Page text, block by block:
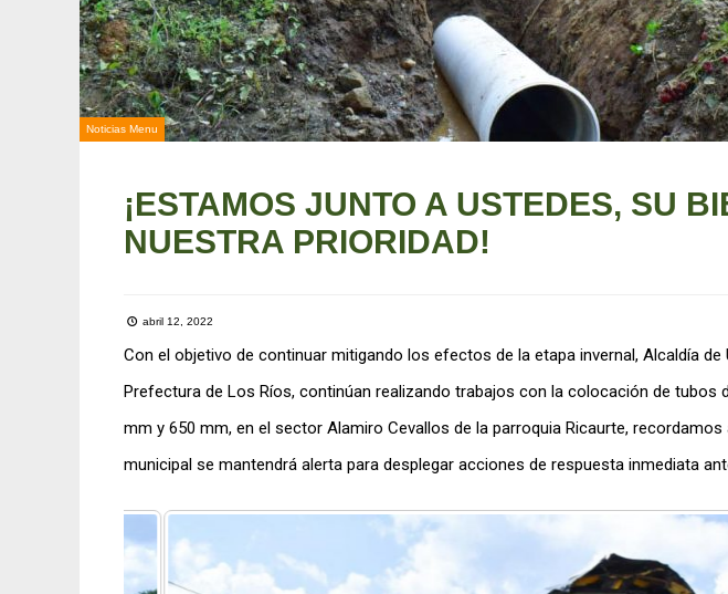
Noticias Menu
¡ESTAMOS JUNTO A USTEDES, SU
NUESTRA PRIORIDAD!
abril 12, 2022
Con el objetivo de continuar mitigando los efectos de la etapa invernal, Alcaldía de
Prefectura de Los Ríos, continúan realizando trabajos con la colocación de tubos
mm y 650 mm, en el sector Alamiro Cevallos de la parroquia Ricaurte, recordamos
municipal se mantendrá alerta para desplegar acciones de respuesta inmediata